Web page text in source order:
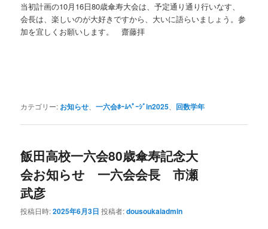
当初計画の10月16日80歳傘寿大会は、予定通り通り行いなす、
会長は、楽しいのが大好きですから、大いに語らいましょう。参
加を宜しくお願いします。 齋藤拝
カテゴリー: お知らせ 、一六会ﾎｰﾑﾍﾟｰｼﾞin2025 回数学年
飯田高校一六会80歳傘寿記念大
会お知らせ 一六会会長 市瀬
武彦
投稿日時:2025年6月3日 投稿者:dousoukaiadmin